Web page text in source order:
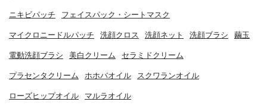
ニキビパッチ フェイスパック・シートマスク
マイクロニードルパッチ 洗顔クロス 洗顔ネット 洗顔ブラシ 繭玉
電動洗顔ブラシ 美白クリーム セラミドクリーム
プラセンタクリーム ホホバオイル スクワランオイル
ローズヒップオイル マルラオイル